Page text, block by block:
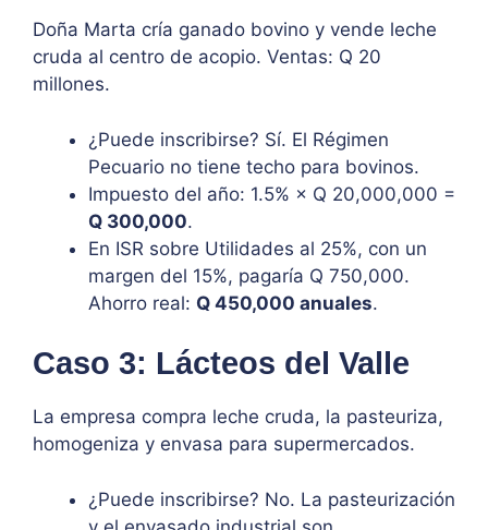
Doña Marta cría ganado bovino y vende leche
cruda al centro de acopio. Ventas: Q 20
millones.
¿Puede inscribirse? Sí. El Régimen
Pecuario no tiene techo para bovinos.
Impuesto del año: 1.5% × Q 20,000,000 =
Q 300,000.
En ISR sobre Utilidades al 25%, con un
margen del 15%, pagaría Q 750,000.
Ahorro real: Q 450,000 anuales.
Caso 3: Lácteos del Valle
La empresa compra leche cruda, la pasteuriza,
homogeniza y envasa para supermercados.
¿Puede inscribirse? No. La pasteurización